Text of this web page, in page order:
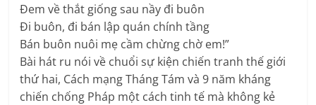
Đem về thắt giống sau nầy đi buôn
Đi buôn, đi bán lập quán chính tầng
Bán buôn nuôi mẹ cầm chừng chờ em!”
Bài hát ru nói về chuổi sự kiện chiến tranh thế giới
thứ hai, Cách mạng Tháng Tám và 9 năm kháng
chiến chống Pháp một cách tinh tế mà không kẻ